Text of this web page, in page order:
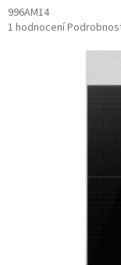
996AM14
Průměrné
1 hodnocení